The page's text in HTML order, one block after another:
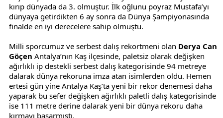
kırıp dünyada da 3. olmuştur. İlk oğlunu poyraz Mustafa’yı
dünyaya getirdikten 6 ay sonra da Dünya Şampiyonasında
finalde en iyi derecelere sahip olmuştu.
Milli sporcumuz ve serbest dalış rekortmeni olan Derya Can
Göçen Antalya’nın Kaş ilçesinde, paletsiz olarak değişken
ağırlıklı ip destekli serbest dalış kategorisinde 94 metreye
dalarak dünya rekoruna imza atan isimlerden oldu. Hemen
ertesi gün yine Antalya Kaş’ta yeni bir rekor denemesi daha
yaparak bu sefer değişken ağırlıklı paletli dalış kategorisinde
ise 111 metre derine dalarak yeni bir dünya rekoru daha
kırmayı başarmıştı.